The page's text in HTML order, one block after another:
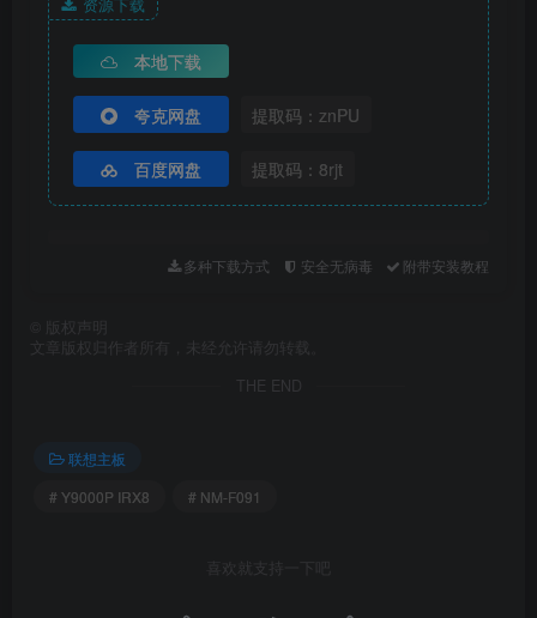
本地下载
夸克网盘 提取码：znPU
百度网盘 提取码：8rjt
多种下载方式 安全无病毒 附带安装教程
版权声明
文章版权归作者所有，未经允许请勿转载。
THE END
联想主板
# Y9000P IRX8
# NM-F091
喜欢就支持一下吧